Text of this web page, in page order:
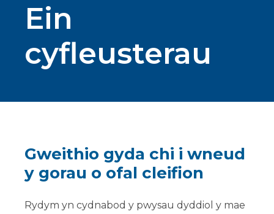
Ein
cyfleusterau
Gweithio gyda chi i wneud
y gorau o ofal cleifion
Rydym yn cydnabod y pwysau dyddiol y mae